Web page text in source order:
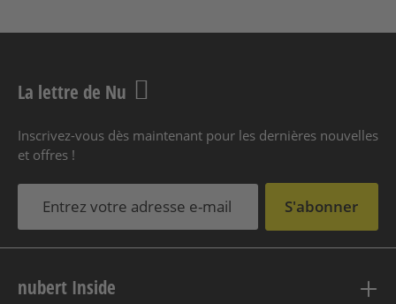
La lettre de Nu
Inscrivez-vous dès maintenant pour les dernières nouvelles
et offres !
S'abonner
nubert Inside